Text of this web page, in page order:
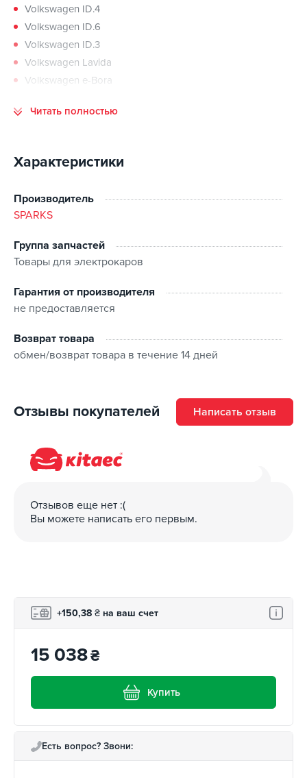
Volkswagen ID.4
Volkswagen ID.6
Volkswagen ID.3
Volkswagen Lavida
Volkswagen e-Bora
BYD Tang
BYD Seagull
Honda e:NP1
Honda e:NS
Nissan Ariya
Toyota bZ4X
Zeekr X
Audi e-tron
BMW iX
и другие
Читать полностью
Характеристики
Производитель
SPARKS
Группа запчастей
Товары для электрокаров
Гарантия от производителя
не предоставляется
Возврат товара
обмен/возврат товара в течение 14 дней
Отзывы покупателей Написать отзыв
Отзывов еще нет :(
Вы можете написать его первым.
+150,38 ₴ на ваш счет
15 038₴
Купить
Есть вопрос? Звони: